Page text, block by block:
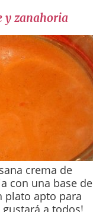
y zanahoria
crema de
con una base de
plato apto para
gustará a todos!